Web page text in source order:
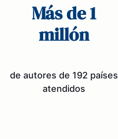
Más de 1
millón
de autores de 192 países
atendidos